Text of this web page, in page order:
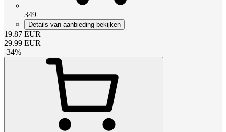
349
Details van aanbieding bekijken
19.87 EUR
29.99 EUR
-34%